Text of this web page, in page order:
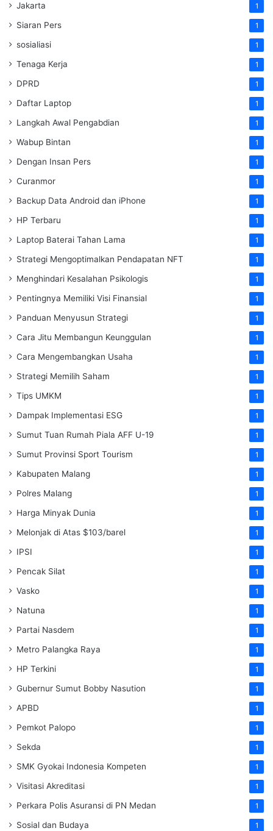
Jakarta 1
Siaran Pers 1
sosialiasi 1
Tenaga Kerja 1
DPRD 1
Daftar Laptop 1
Langkah Awal Pengabdian 1
Wabup Bintan 1
Dengan Insan Pers 1
Curanmor 1
Backup Data Android dan iPhone 1
HP Terbaru 1
Laptop Baterai Tahan Lama 1
Strategi Mengoptimalkan Pendapatan NFT 1
Menghindari Kesalahan Psikologis 1
Pentingnya Memiliki Visi Finansial 1
Panduan Menyusun Strategi 1
Cara Jitu Membangun Keunggulan 1
Cara Mengembangkan Usaha 1
Strategi Memilih Saham 1
Tips UMKM 1
Dampak Implementasi ESG 1
Sumut Tuan Rumah Piala AFF U-19 1
Sumut Provinsi Sport Tourism 1
Kabupaten Malang 1
Polres Malang 1
Harga Minyak Dunia 1
Melonjak di Atas $103/barel 1
IPSI 1
Pencak Silat 1
Vasko 1
Natuna 1
Partai Nasdem 1
Metro Palangka Raya 1
HP Terkini 1
Gubernur Sumut Bobby Nasution 1
APBD 1
Pemkot Palopo 1
Sekda 1
SMK Gyokai Indonesia Kompeten 1
Visitasi Akreditasi 1
Perkara Polis Asuransi di PN Medan 1
Sosial dan Budaya 1